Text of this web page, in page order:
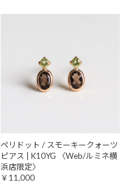
ペリドット / スモーキークォーツ
ピアス | K10YG 〈Web/ルミネ横
浜店限定〉
￥11,000